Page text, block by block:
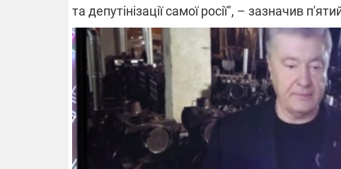
та депутінізації самої росії", – зазначив